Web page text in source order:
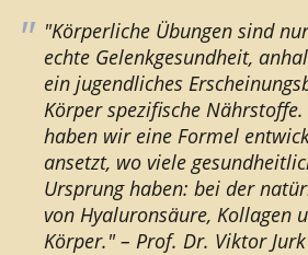
"Körperliche Übungen sind
echte Gelenkgesundheit,
ein jugendliches
Körper spezifische
haben wir eine Formel
ansetzt, wo viele
Ursprung haben: bei der
von Hyaluronsäure, Kollagen
Körper." – Prof. Dr. Viktor Jurk